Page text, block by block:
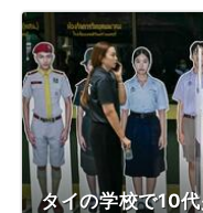
タイの学校で10